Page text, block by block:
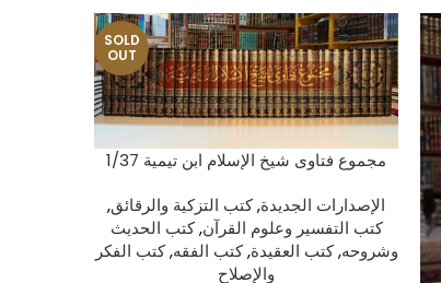
SOLD
OUT
LEER MÁSمجموع فتاوى شيخ الإسلام ابن تيمية 1/37
الإصدارات الجديدة,كتب التزكية والرقائق,
كتب التفسير وعلوم القرآن,كتب الحديث
وشروحه,كتب العقيدة,كتب الفقه,كتب الفكر
والإصلاح